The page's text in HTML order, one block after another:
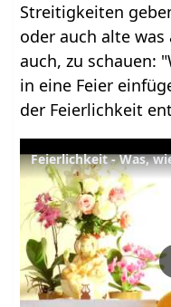
Streitigkeiten
oder auch alte
auch, zu schauen:
in eine Feier
der Feierlichkeit
Feierlichkeit - Was,